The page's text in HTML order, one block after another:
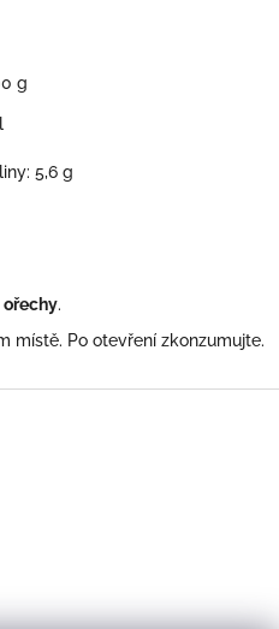
g
5,6 g
ořechy.
místě. Po otevření zkonzumujte.